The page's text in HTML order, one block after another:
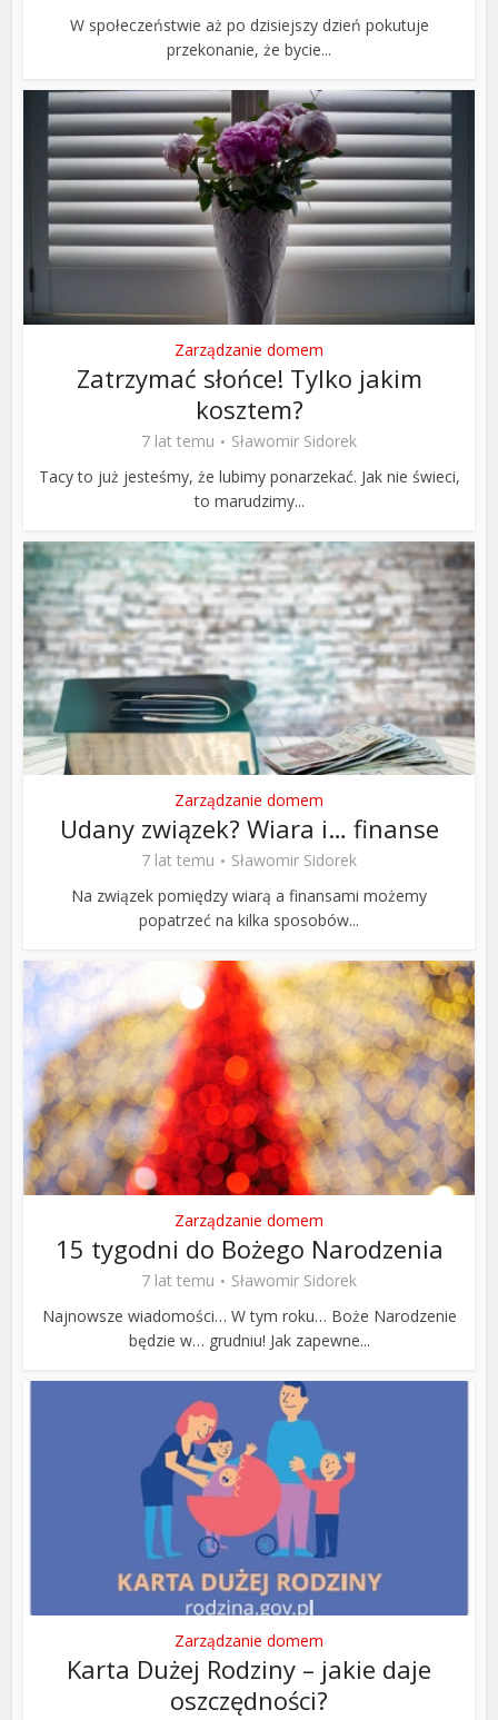
W społeczeństwie aż po dzisiejszy dzień pokutuje
przekonanie, że bycie...
Zarządzanie domem
Zatrzymać słońce! Tylko jakim
kosztem?
7 lat temu
Sławomir Sidorek
Tacy to już jesteśmy, że lubimy ponarzekać. Jak nie świeci,
to marudzimy...
Zarządzanie domem
Udany związek? Wiara i… finanse
7 lat temu
Sławomir Sidorek
Na związek pomiędzy wiarą a finansami możemy
popatrzeć na kilka sposobów...
Zarządzanie domem
15 tygodni do Bożego Narodzenia
7 lat temu
Sławomir Sidorek
Najnowsze wiadomości… W tym roku… Boże Narodzenie
będzie w… grudniu! Jak zapewne...
Zarządzanie domem
Karta Dużej Rodziny – jakie daje
oszczędności?